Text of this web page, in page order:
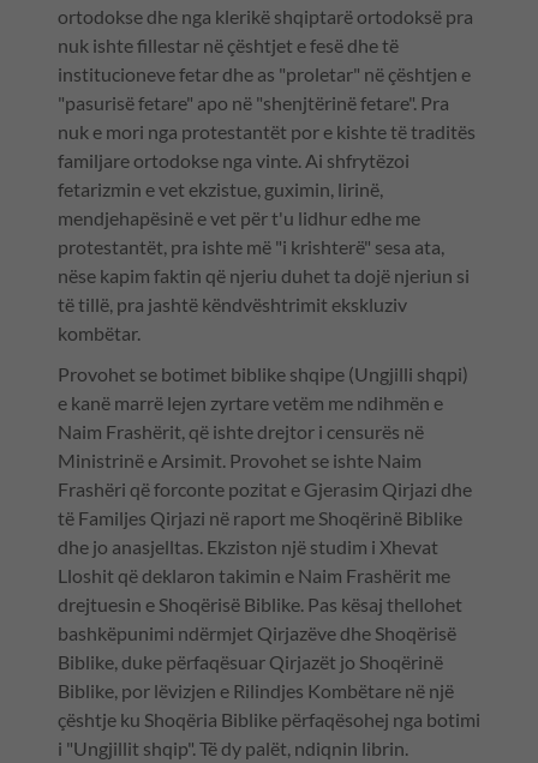
ortodokse dhe nga klerikë shqiptarë ortodoksë pra
nuk ishte fillestar në çështjet e fesë dhe të
institucioneve fetar dhe as "proletar" në çështjen e
"pasurisë fetare" apo në "shenjtërinë fetare". Pra
nuk e mori nga protestantët por e kishte të traditës
familjare ortodokse nga vinte. Ai shfrytëzoi
fetarizmin e vet ekzistue, guximin, lirinë,
mendjehapësinë e vet për t'u lidhur edhe me
protestantët, pra ishte më "i krishterë" sesa ata,
nëse kapim faktin që njeriu duhet ta dojë njeriun si
të tillë, pra jashtë këndvështrimit ekskluziv
kombëtar.
Provohet se botimet biblike shqipe (Ungjilli shqpi)
e kanë marrë lejen zyrtare vetëm me ndihmën e
Naim Frashërit, që ishte drejtor i censurës në
Ministrinë e Arsimit. Provohet se ishte Naim
Frashëri që forconte pozitat e Gjerasim Qirjazi dhe
të Familjes Qirjazi në raport me Shoqërinë Biblike
dhe jo anasjelltas. Ekziston një studim i Xhevat
Lloshit që deklaron takimin e Naim Frashërit me
drejtuesin e Shoqërisë Biblike. Pas kësaj thellohet
bashkëpunimi ndërmjet Qirjazëve dhe Shoqërisë
Biblike, duke përfaqësuar Qirjazët jo Shoqërinë
Biblike, por lëvizjen e Rilindjes Kombëtare në një
çështje ku Shoqëria Biblike përfaqësohej nga botimi
i "Ungjillit shqip". Të dy palët, ndiqnin librin.